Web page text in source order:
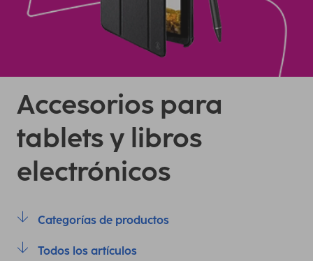
Accesorios para
tablets y libros
electrónicos
Categorías de productos
Todos los artículos